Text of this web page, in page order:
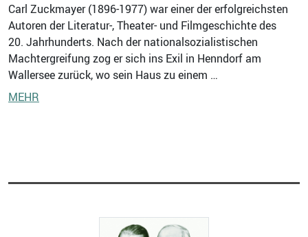
Carl Zuckmayer (1896-1977) war einer der erfolgreichsten
Autoren der Literatur-, Theater- und Filmgeschichte des
20. Jahrhunderts. Nach der nationalsozialistischen
Machtergreifung zog er sich ins Exil in Henndorf am
Wallersee zurück, wo sein Haus zu einem …
MEHR